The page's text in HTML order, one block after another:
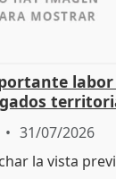
31/07/2026